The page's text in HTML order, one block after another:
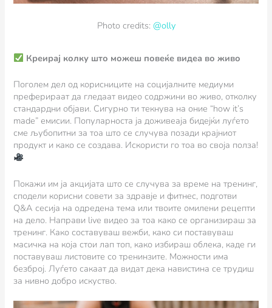
Photo credits: @olly
Креирај колку што можеш повеќе видеа во живо
Поголем дел од корисниците на социјалните медиуми
преферираат да гледаат видео содржини во живо, отколку
стандардни објави. Сигурно ти текнува на оние “how it’s
made” емисии. Популарноста ја доживеаја бидејќи луѓето
сме љубопитни за тоа што се случува позади крајниот
продукт и како се создава. Искористи го тоа во своја полза!
Покажи им ја акцијата што се случува за време на тренинг,
сподели корисни совети за здравје и фитнес, подготви
Q&A сесија на одредена тема или твоите омилени рецепти
на дело. Направи live видео за тоа како се организираш за
тренинг. Како составуваш вежби, како си поставуваш
масичка на која стои лап топ, како избираш облека, каде ги
поставуваш листовите со тренинзите. Можности има
безброј. Луѓето сакаат да видат дека навистина се трудиш
за нивно добро искуство.